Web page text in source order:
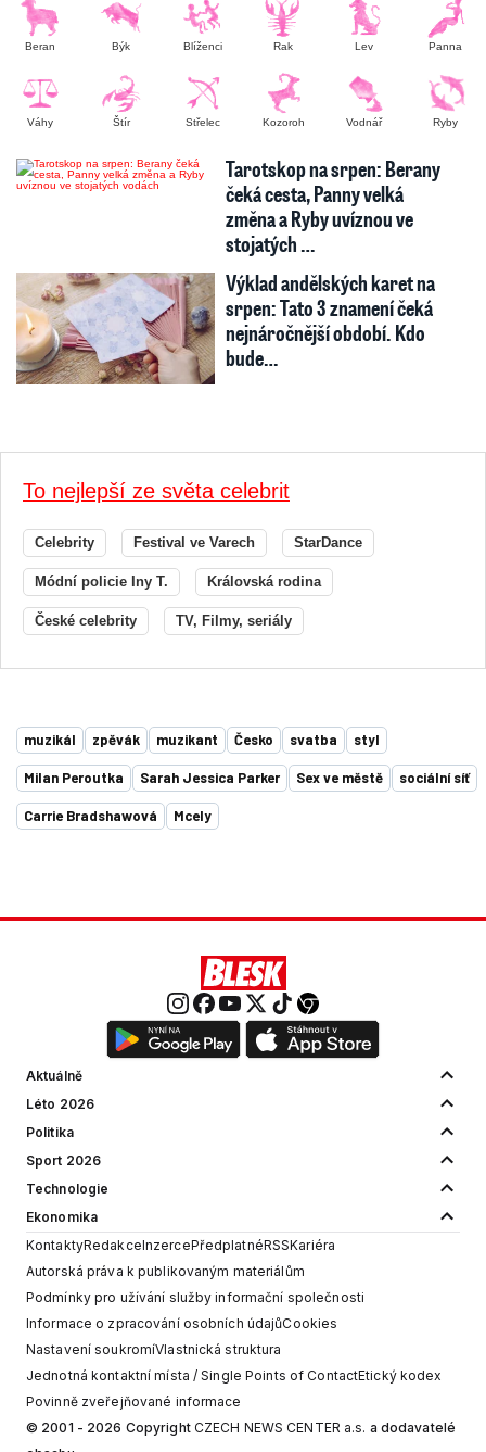
Beran Býk Blíženci Rak Lev Panna
Váhy Štír Střelec Kozoroh Vodnář Ryby
Tarotskop na srpen: Berany
čeká cesta, Panny velká
změna a Ryby uvíznou ve
stojatých …
Výklad andělských karet na
srpen: Tato 3 znamení čeká
nejnáročnější období. Kdo
bude…
To nejlepší ze světa celebrit
Celebrity Festival ve Varech StarDance
Módní policie Iny T. Královská rodina
České celebrity TV, Filmy, seriály
muzikál zpěvák muzikant Česko svatba styl
Milan Peroutka Sarah Jessica Parker Sex ve městě sociální síť
Carrie Bradshawová Mcely
Aktuálně
Léto 2026
Politika
Sport 2026
Technologie
Ekonomika
KontaktyRedakceInzercePředplatnéRSSKariéra
Autorská práva k publikovaným materiálům
Podmínky pro užívání služby informační společnosti
Informace o zpracování osobních údajůCookies
Nastavení soukromíVlastnická struktura
Jednotná kontaktní místa / Single Points of ContactEtický kodex
Povinně zveřejňované informace
© 2001 - 2026 Copyright CZECH NEWS CENTER a.s. a dodavatelé